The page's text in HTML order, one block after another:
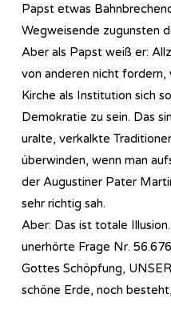
Papst etwas
Wegweisende zugunsten
Aber als Papst weiß er:
von anderen nicht
Kirche als Institution sich
Demokratie zu sein. Das
uralte, verkalkte
überwinden, wenn man
der Augustiner Pater
sehr richtig sah.
Aber: Das ist totale
unerhörte Frage Nr.
Gottes Schöpfung,
schöne Erde, noch